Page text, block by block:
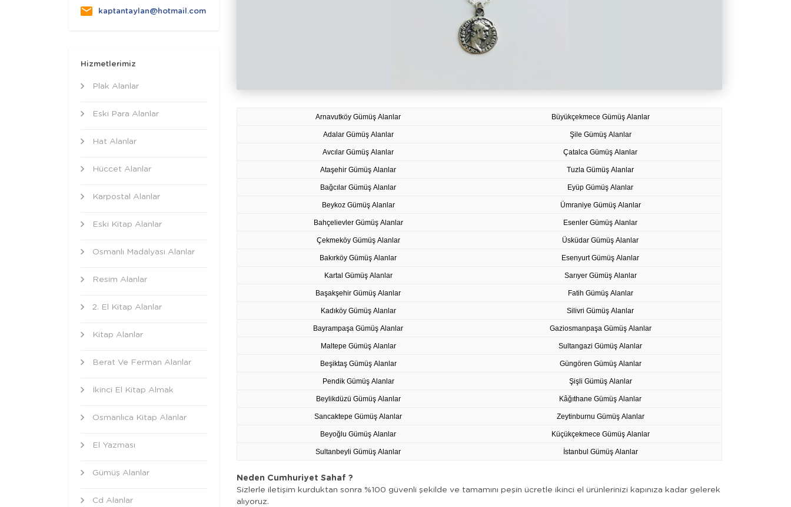
kaptantaylan@hotmail.com
Hizmetlerimiz
Plak Alanlar
Eski Para Alanlar
Hat Alanlar
Hüccet Alanlar
Karpostal Alanlar
Eski Kitap Alanlar
Osmanlı Madalyası Alanlar
Resim Alanlar
2. El Kitap Alanlar
Kitap Alanlar
Berat Ve Ferman Alanlar
İkinci El Kitap Almak
Osmanlıca Kitap Alanlar
El Yazması
Gümüş Alanlar
Cd Alanlar
Arnavutköy Gümüş Alanlar Büyükçekmece Gümüş Alanlar
Adalar Gümüş Alanlar Şile Gümüş Alanlar
Avcılar Gümüş Alanlar Çatalca Gümüş Alanlar
Ataşehir Gümüş Alanlar Tuzla Gümüş Alanlar
Bağcılar Gümüş Alanlar Eyüp Gümüş Alanlar
Beykoz Gümüş Alanlar Ümraniye Gümüş Alanlar
Bahçelievler Gümüş Alanlar Esenler Gümüş Alanlar
Çekmeköy Gümüş Alanlar Üsküdar Gümüş Alanlar
Bakırköy Gümüş Alanlar Esenyurt Gümüş Alanlar
Kartal Gümüş Alanlar Sarıyer Gümüş Alanlar
Başakşehir Gümüş Alanlar Fatih Gümüş Alanlar
Kadıköy Gümüş Alanlar Silivri Gümüş Alanlar
Bayrampaşa Gümüş Alanlar Gaziosmanpaşa Gümüş Alanlar
Maltepe Gümüş Alanlar Sultangazi Gümüş Alanlar
Beşiktaş Gümüş Alanlar Güngören Gümüş Alanlar
Pendik Gümüş Alanlar Şişli Gümüş Alanlar
Beylikdüzü Gümüş Alanlar Kâğıthane Gümüş Alanlar
Sancaktepe Gümüş Alanlar Zeytinburnu Gümüş Alanlar
Beyoğlu Gümüş Alanlar Küçükçekmece Gümüş Alanlar
Sultanbeyli Gümüş Alanlar İstanbul Gümüş Alanlar
Neden Cumhuriyet Sahaf ?
Sizlerle iletişim kurduktan sonra %100 güvenli şekilde ve tamamını peşin ücretle ikinci el ürünlerinizi kapınıza kadar gelerek
alıyoruz.